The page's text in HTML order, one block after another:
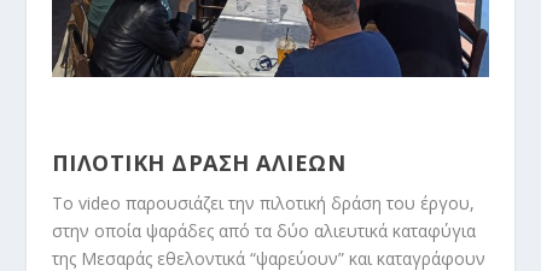
ΠΙΛΟΤΙΚΗ ΔΡΑΣΗ ΑΛΙΕΩΝ
Το video παρουσιάζει την πιλοτική δράση του έργου,
στην οποία ψαράδες από τα δύο αλιευτικά καταφύγια
της Μεσαράς εθελοντικά “ψαρεύουν” και καταγράφουν